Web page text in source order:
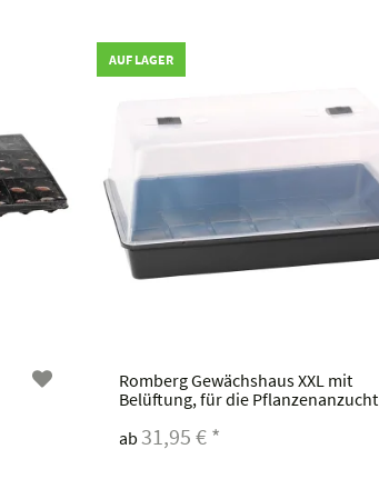
AUF LAGER
Romberg Gewächshaus XXL mit
Belüftung, für die Pflanzenanzucht
ab 31,95 € *